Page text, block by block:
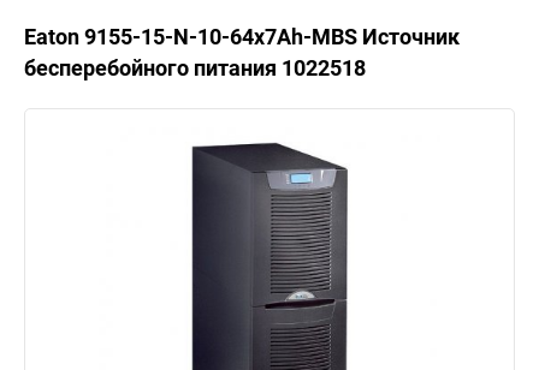
Eaton 9155-15-N-10-64x7Ah-MBS Источник
бесперебойного питания 1022518